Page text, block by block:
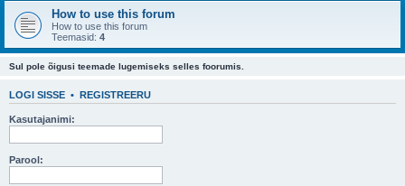
How to use this forum
How to use this forum
Teemasid: 4
Sul pole õigusi teemade lugemiseks selles foorumis.
LOGI SISSE • REGISTREERU
Kasutajanimi:
Parool: